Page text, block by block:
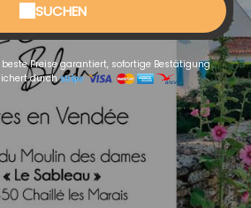
SUCHEN
beste Preise garantiert, sofortige Bestätigung
durch